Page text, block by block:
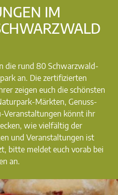
IM
die rund 80 Schwarzwald-
an. Die zertifizierten
zeigen euch die schönsten
Märkten, Genuss-
Veranstaltungen könnt ihr
wie vielfältig der
und Veranstaltungen ist
bitte meldet euch vorab bei
an.